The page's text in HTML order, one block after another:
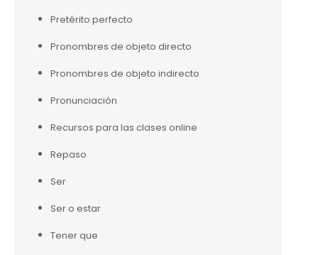
Pretérito perfecto
Pronombres de objeto directo
Pronombres de objeto indirecto
Pronunciación
Recursos para las clases online
Repaso
Ser
Ser o estar
Tener que